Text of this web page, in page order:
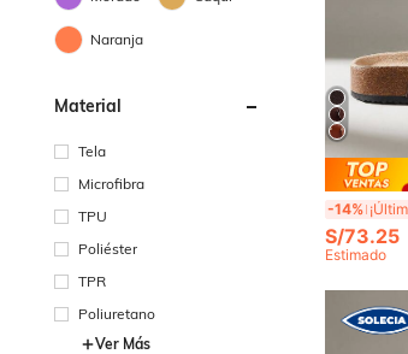
Naranja
Material
Tela
Microfibra
TPU
Poliéster
TPR
Poliuretano
Ver Más
-14%
S/73.25
Estimado